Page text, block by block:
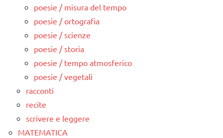
poesie / misura del tempo
poesie / ortografia
poesie / scienze
poesie / storia
poesie / tempo atmosferico
poesie / vegetali
racconti
recite
scrivere e leggere
MATEMATICA